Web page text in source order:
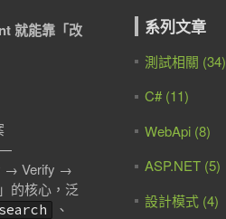
就能靠「改
—
→ Verify →
的核心，泛
、
系列文章
測試相關 (34)
C# (11)
WebApi (8)
ASP.NET (5)
設計模式 (4)